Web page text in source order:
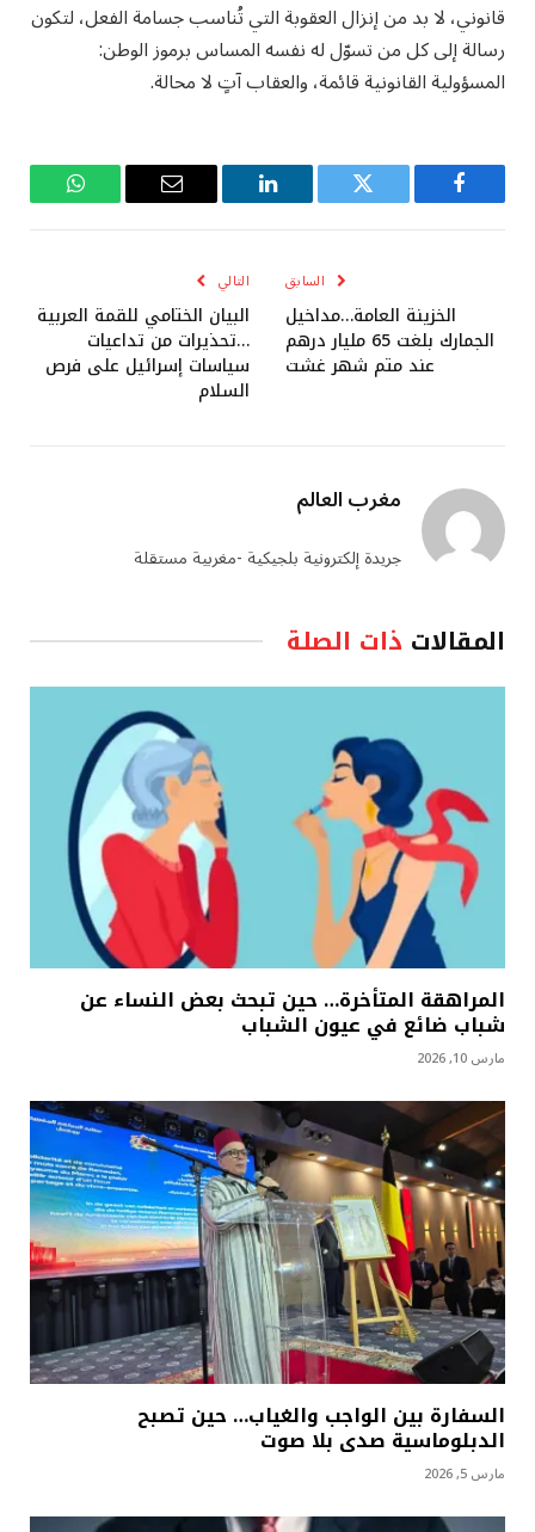
قانوني، لا بد من إنزال العقوبة التي تُناسب جسامة الفعل، لتكون
رسالة إلى كل من تسوّل له نفسه المساس برموز الوطن:
المسؤولية القانونية قائمة، والعقاب آتٍ لا محالة.
فيسبوك تويتر لينكدإن
البريد
واتساب
السابق
الخزينة العامة…مداخيل
الجمارك بلغت 65 مليار درهم
عند متم شهر غشت
التالي
البيان الختامي للقمة العربية
…تحذيرات من تداعيات
سياسات إسرائيل على فرص
السلام
مغرب العالم
جريدة إلكترونية بلجيكية -مغربية مستقلة
المقالات ذات الصلة
المراهقة المتأخرة… حين تبحث بعض النساء عن
شباب ضائع في عيون الشباب
مارس 10, 2026
السفارة بين الواجب والغياب… حين تصبح
الدبلوماسية صدى بلا صوت
مارس 5, 2026